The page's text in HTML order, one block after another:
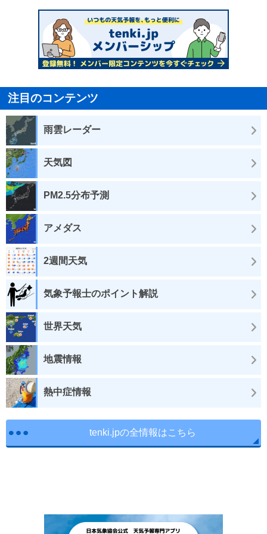
注目のコンテンツ
雨雲レーダー
天気図
PM2.5分布予測
アメダス
2週間天気
気象予報士のポイント解説
世界天気
地震情報
熱中症情報
tenki.jpの全情報はこちら